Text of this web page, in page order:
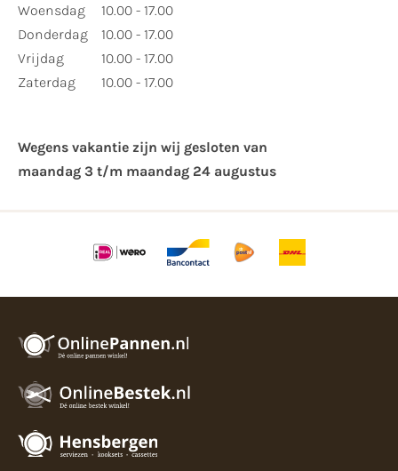
Woensdag
Donderdag
Vrijdag
Zaterdag
10.00 - 17.00
10.00 - 17.00
10.00 - 17.00
10.00 - 17.00
Wegens vakantie zijn wij gesloten van ​
maandag 3 t/m maandag 24 augustus